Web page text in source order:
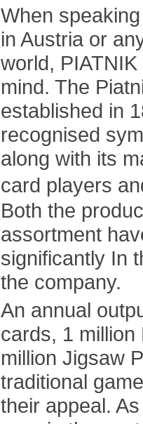
When
in Austria or
world,
mind. The
established in
recognised
along with its
card players
Both the
assortment
significantly In
the company.
An annual
cards, 1
million Jigsaw
traditional
their appeal.